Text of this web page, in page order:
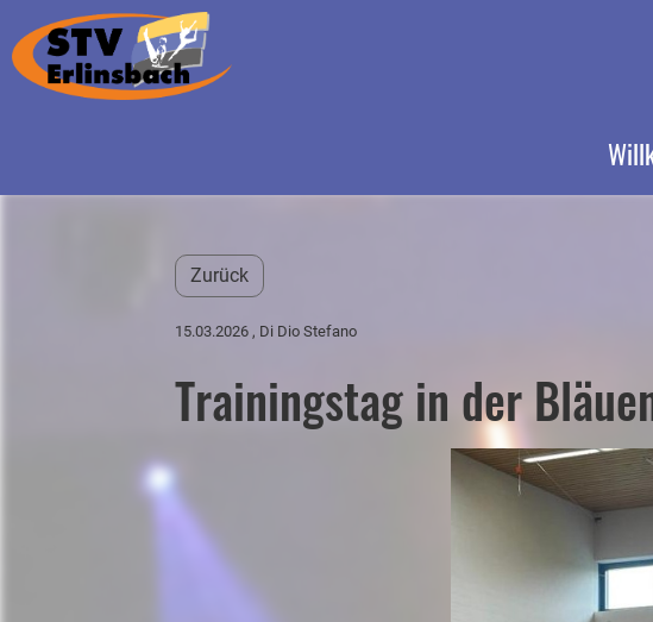
Zurück
15.03.2026 , Di Dio Stefano
Trainingstag in der